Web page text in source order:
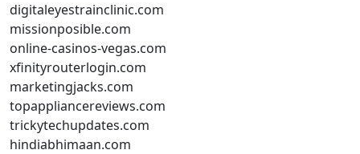
digitaleyestrainclinic.com
missionposible.com
online-casinos-vegas.com
xfinityrouterlogin.com
marketingjacks.com
topappliancereviews.com
trickytechupdates.com
hindiabhimaan.com